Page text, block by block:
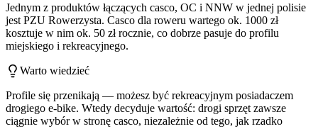
Jednym z produktów łączących casco, OC i NNW w jednej polisie
jest PZU Rowerzysta. Casco dla roweru wartego ok. 1000 zł
kosztuje w nim ok. 50 zł rocznie, co dobrze pasuje do profilu
miejskiego i rekreacyjnego.
Warto wiedzieć
Profile się przenikają — możesz być rekreacyjnym posiadaczem
drogiego e-bike. Wtedy decyduje wartość: drogi sprzęt zawsze
ciągnie wybór w stronę casco, niezależnie od tego, jak rzadko